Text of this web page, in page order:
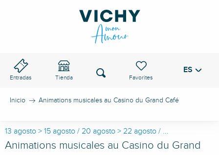
Entradas Tienda
Voir les favoris
Buscar ES
Inicio Animations musicales au Casino du Grand Café
13 agosto > 15 agosto / 20 agosto > 22 agosto / ...
Animations musicales au Casino du Grand